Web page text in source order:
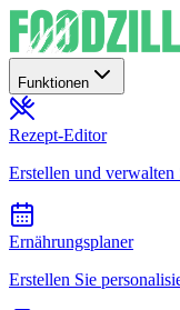
Funktionen
Rezept-Editor
Erstellen und
Ernährungsplaner
Erstellen Sie